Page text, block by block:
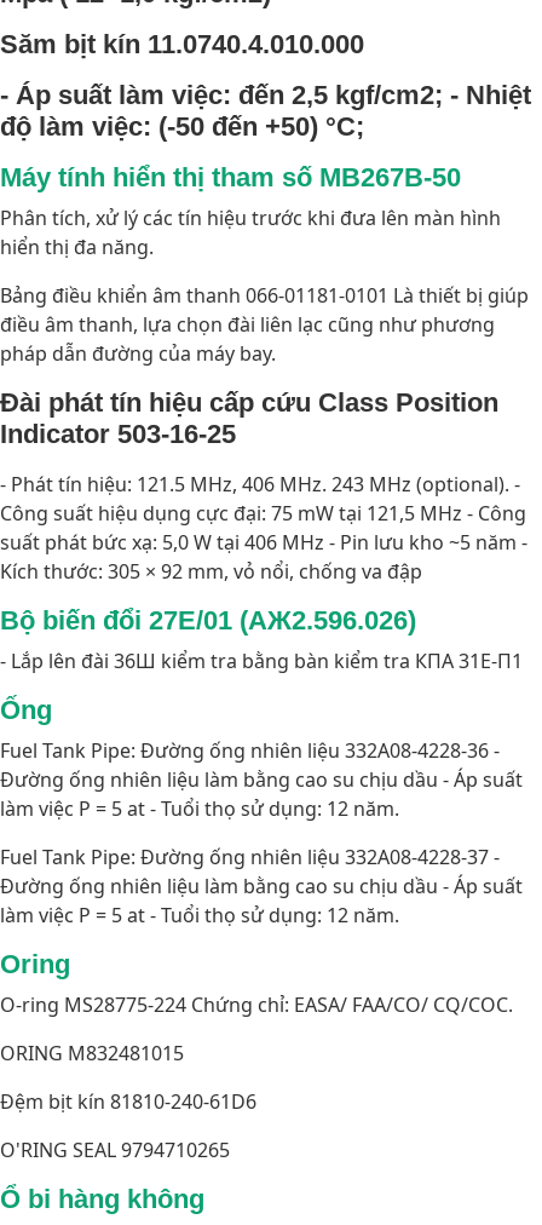
Săm bịt kín 11.0740.4.010.000
- Áp suất làm việc: đến 2,5 kgf/cm2; - Nhiệt
độ làm việc: (-50 đến +50) °C;
Máy tính hiển thị tham số MB267B-50
Phân tích, xử lý các tín hiệu trước khi đưa lên màn hình
hiển thị đa năng.
Bảng điều khiển âm thanh 066-01181-0101 Là thiết bị giúp
điều âm thanh, lựa chọn đài liên lạc cũng như phương
pháp dẫn đường của máy bay.
Đài phát tín hiệu cấp cứu Class Position
Indicator 503-16-25
- Phát tín hiệu: 121.5 MHz, 406 MHz. 243 MHz (optional). -
Công suất hiệu dụng cực đại: 75 mW tại 121,5 MHz - Công
suất phát bức xạ: 5,0 W tại 406 MHz - Pin lưu kho ~5 năm -
Kích thước: 305 × 92 mm, vỏ nổi, chống va đập
Bộ biến đổi 27E/01 (АЖ2.596.026)
- Lắp lên đài 36Ш kiểm tra bằng bàn kiểm tra КПА 31Е-П1
Ống
Fuel Tank Pipe: Đường ống nhiên liệu 332A08-4228-36 -
Đường ống nhiên liệu làm bằng cao su chịu dầu - Áp suất
làm việc P = 5 at - Tuổi thọ sử dụng: 12 năm.
Fuel Tank Pipe: Đường ống nhiên liệu 332A08-4228-37 -
Đường ống nhiên liệu làm bằng cao su chịu dầu - Áp suất
làm việc P = 5 at - Tuổi thọ sử dụng: 12 năm.
Oring
O-ring MS28775-224 Chứng chỉ: EASA/ FAA/CO/ CQ/COC.
ORING M832481015
Đệm bịt kín 81810-240-61D6
O'RING SEAL 9794710265
Ổ bi hàng không